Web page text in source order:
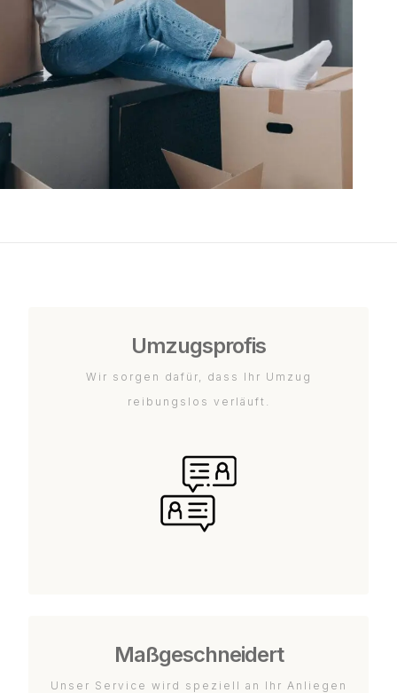
Umzugsprofis
Wir sorgen dafür, dass Ihr Umzug
reibungslos verläuft.
Maßgeschneidert
Unser Service wird speziell an Ihr Anliegen